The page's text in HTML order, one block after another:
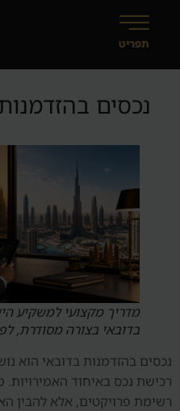
נכסים
מדריך מקצועי למשקיע
בדובאי בצורה מסודרת,
נכסים בהזדמנות בדובאי הוא
רכישת נכס באיחוד
רשימת פרויקטים, אלא להבין